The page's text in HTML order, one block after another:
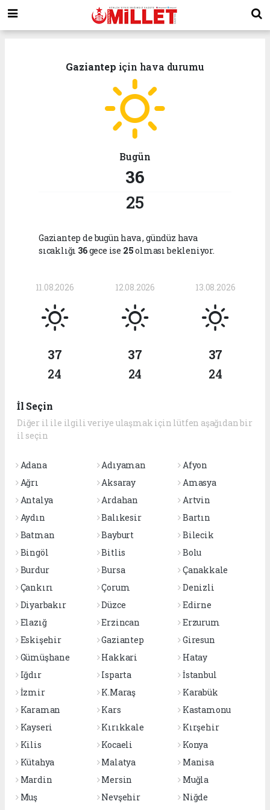
Gaziantep için hava durumu
Bugün
36
25
Gaziantep de bugün hava, gündüz hava
sıcaklığı 36gece ise 25olması bekleniyor.
11.08.2026
37
24
12.08.2026
37
24
13.08.2026
37
24
İl Seçin
Diğer il ile ilgili veriye ulaşmak için lütfen aşağıdan bir
il seçin
Adana Adıyaman
Afyon
Ağrı
Aksaray
Amasya
Antalya
Ardahan
Artvin
Aydın
Balıkesir
Bartın
Batman
Bayburt
Bilecik
Bingöl
Bitlis
Bolu
Burdur
Bursa
Çanakkale
Çankırı
Çorum
Denizli
Diyarbakır
Düzce
Edirne
Elazığ
Erzincan
Erzurum
Eskişehir
Gaziantep
Giresun
Gümüşhane
Hakkari
Hatay
Iğdır
Isparta
İstanbul
İzmir
K.Maraş
Karabük
Karaman
Kars
Kastamonu
Kayseri
Kırıkkale
Kırşehir
Kilis
Kocaeli
Konya
Kütahya
Malatya
Manisa
Mardin
Mersin
Muğla
Muş
Nevşehir
Niğde